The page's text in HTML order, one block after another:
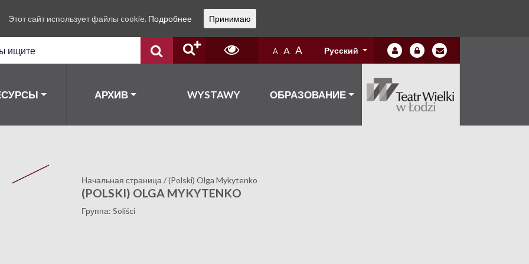
A A A Русский
АРХИВ WYSTAWY ОБРАЗОВАНИЕ
Начальная страница /(Polski) Olga Mykytenko
(POLSKI) OLGA MYKYTENKO
Группа: Soliści
Этот сайт использует файлы cookie. Подробнее Принимаю